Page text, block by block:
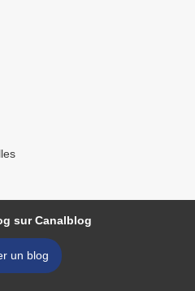
sur Canalblog
un blog